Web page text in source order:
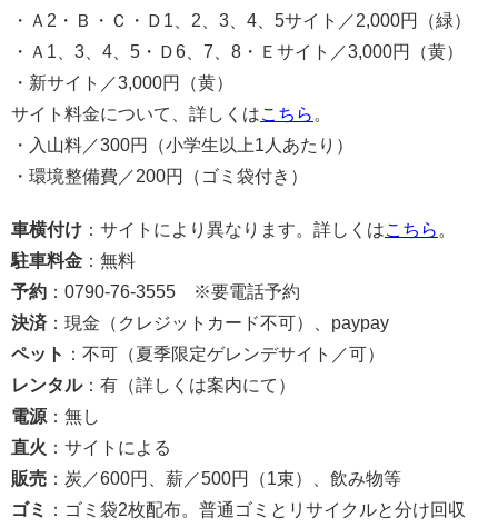
・Ａ2・Ｂ・Ｃ・Ｄ1、2、3、4、5サイト／2,000円（緑）
・Ａ1、3、4、5・Ｄ6、7、8・Ｅサイト／3,000円（黄）
・新サイト／3,000円（黄）
サイト料金について、詳しくはこちら 。
・入山料／300円（小学生以上1人あたり）
・環境整備費／200円（ゴミ袋付き）
車横付け ：サイトにより異なります。詳しくはこちら 。
駐車料金 ：無料
予約 ：0790-76-3555 ※要電話予約
決済 ：現金（クレジットカード不可）、paypay
ペット ：不可（夏季限定ゲレンデサイト／可）
レンタル：有（詳しくは案内にて）
電源 ：無し
直火 ：サイトによる
販売 ：炭／600円、薪／500円（1束）、飲み物等
ゴミ
：ゴミ袋2枚配布。普通ゴミとリサイクルと分け回収